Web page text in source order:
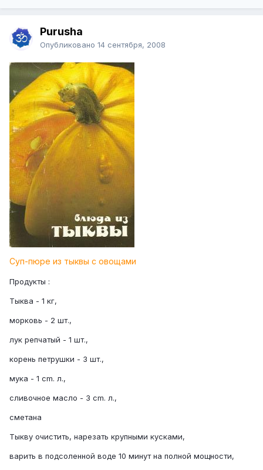
Purusha
Опубликовано 14 сентября, 2008
Суп-пюре из тыквы с овощами
Продукты :
Тыква - 1 кг,
морковь - 2 шт.,
лук репчатый - 1 шт.,
корень петрушки - 3 шт.,
мука - 1 cm. л.,
сливочное масло - 3 cm. л.,
сметана
Тыкву очистить, нарезать крупными кусками,
варить в подсоленной воде 10 минут на полной мощности,